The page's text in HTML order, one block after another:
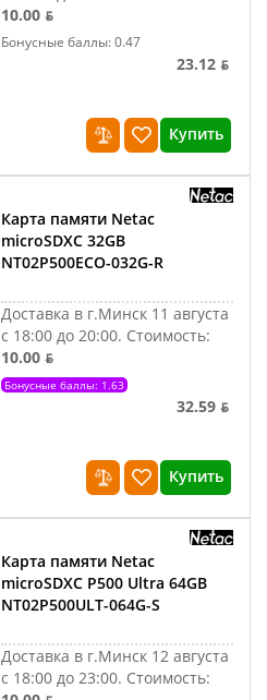
10.00 ƃ
Бонусные баллы: 0.47
23.12 ƃ
Купить
Карта памяти Netac
microSDXC 32GB
NT02P500ECO-032G-R
Доставка в г.Минск 11 августа
с 18:00 до 20:00. Стоимость:
10.00 ƃ
Бонусные баллы: 1.63
32.59 ƃ
Купить
Карта памяти Netac
microSDXC P500 Ultra 64GB
NT02P500ULT-064G-S
Доставка в г.Минск 12 августа
с 18:00 до 23:00. Стоимость: